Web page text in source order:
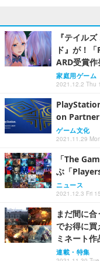
『テイル
ド』が！
ARD受賞作
家庭用ゲーム
2021.12.2 Thu
on Partner
ゲーム文化
2021.11.29
「The
ぶ「
ニュース
2021.12.3 Fri
まだ間に
でお得に
ミネート
連載・特集